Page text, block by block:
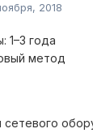
2018
1–3 года
метод